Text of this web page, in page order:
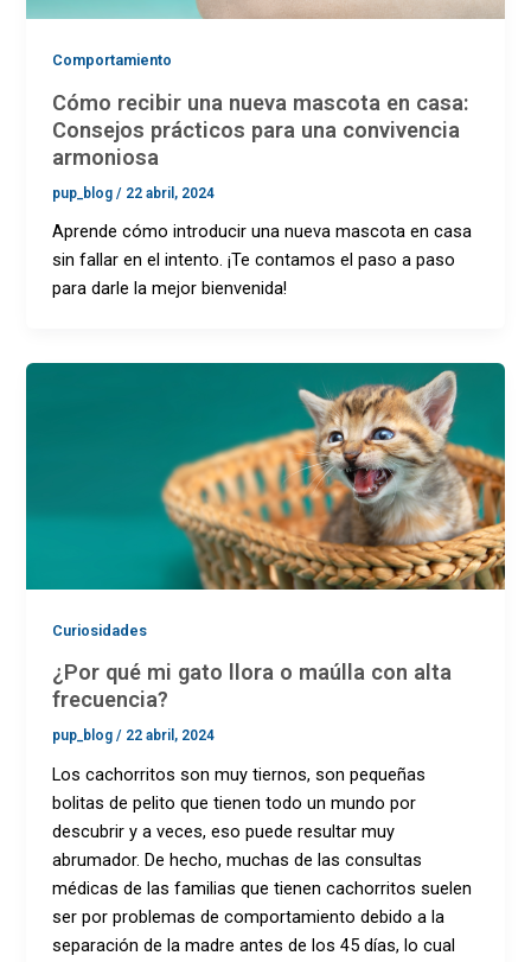
Comportamiento
Cómo recibir una nueva mascota en casa:
Consejos prácticos para una convivencia
armoniosa
pup_blog/ 22 abril, 2024
Aprende cómo introducir una nueva mascota en casa
sin fallar en el intento. ¡Te contamos el paso a paso
para darle la mejor bienvenida!
Curiosidades
¿Por qué mi gato llora o maúlla con alta
frecuencia?
pup_blog/ 22 abril, 2024
Los cachorritos son muy tiernos, son pequeñas
bolitas de pelito que tienen todo un mundo por
descubrir y a veces, eso puede resultar muy
abrumador. De hecho, muchas de las consultas
médicas de las familias que tienen cachorritos suelen
ser por problemas de comportamiento debido a la
separación de la madre antes de los 45 días, lo cual